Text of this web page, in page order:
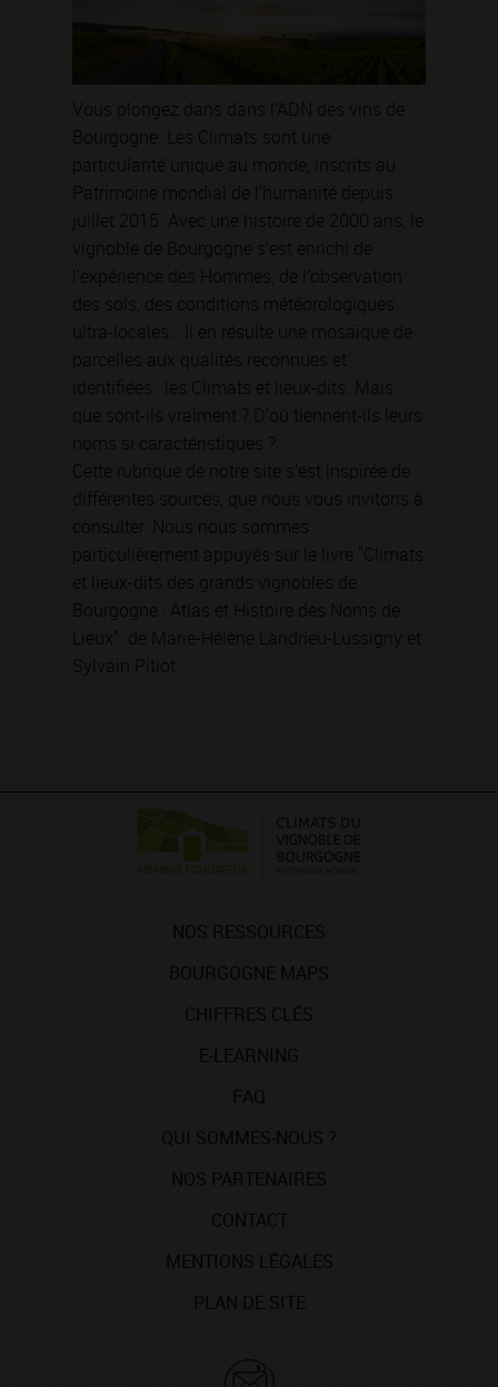
Vous plongez dans dans l’ADN des vins de
Bourgogne. Les Climats sont une
particularité unique au monde, inscrits au
Patrimoine mondial de l'humanité depuis
juillet 2015. Avec une histoire de 2000 ans, le
vignoble de Bourgogne s’est enrichi de
l’expérience des Hommes, de l’observation
des sols, des conditions météorologiques
ultra-locales… Il en résulte une mosaïque de
parcelles aux qualités reconnues et
identifiées : les Climats et lieux-dits. Mais
que sont-ils vraiment ? D’où tiennent-ils leurs
noms si caractéristiques ?
Cette rubrique de notre site s’est inspirée de
différentes sources, que nous vous invitons à
consulter. Nous nous sommes
particulièrement appuyés sur le livre "Climats
et lieux-dits des grands vignobles de
Bourgogne : Atlas et Histoire des Noms de
Lieux" de Marie-Hélène Landrieu-Lussigny et
Sylvain Pitiot.